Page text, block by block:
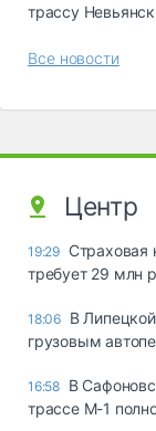
трассу
Все новости
Центр
19:29 Страховая
требует 29 млн
18:06 В
грузовым
16:58 В
трассе М-1